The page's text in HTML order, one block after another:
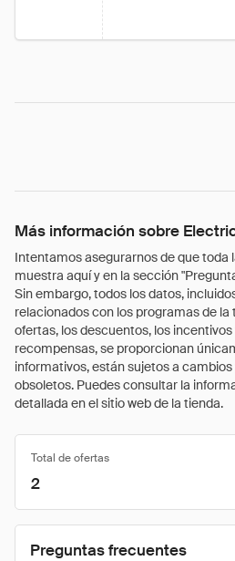
Más información sobre
Intentamos asegurarnos de que toda
muestra aquí y en la sección
Sin embargo, todos los datos,
relacionados con los programas de la
ofertas, los descuentos, los
recompensas, se proporcionan
informativos, están sujetos a
obsoletos. Puedes consultar la
detallada en el sitio web de la tienda.
Total de ofertas
2
Preguntas frecuentes